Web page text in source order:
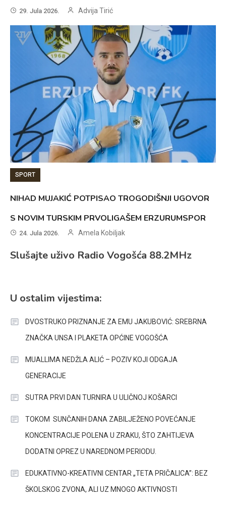
29. Jula 2026. Advija Tirić
SPORT
NIHAD MUJAKIĆ POTPISAO TROGODIŠNJI UGOVOR
S NOVIM TURSKIM PRVOLIGAŠEM ERZURUMSPOR
24. Jula 2026. Amela Kobiljak
Slušajte uživo Radio Vogošća 88.2MHz
U ostalim vijestima:
DVOSTRUKO PRIZNANJE ZA EMU JAKUBOVIĆ: SREBRNA
ZNAČKA UNSA I PLAKETA OPĆINE VOGOŠĆA
MUALLIMA NEDŽLA ALIĆ – POZIV KOJI ODGAJA
GENERACIJE
SUTRA PRVI DAN TURNIRA U ULIČNOJ KOŠARCI
TOKOM SUNČANIH DANA ZABILJEŽENO POVEĆANJE
KONCENTRACIJE POLENA U ZRAKU, ŠTO ZAHTIJEVA
DODATNI OPREZ U NAREDNOM PERIODU.
EDUKATIVNO-KREATIVNI CENTAR „TETA PRIČALICA”: BEZ
ŠKOLSKOG ZVONA, ALI UZ MNOGO AKTIVNOSTI